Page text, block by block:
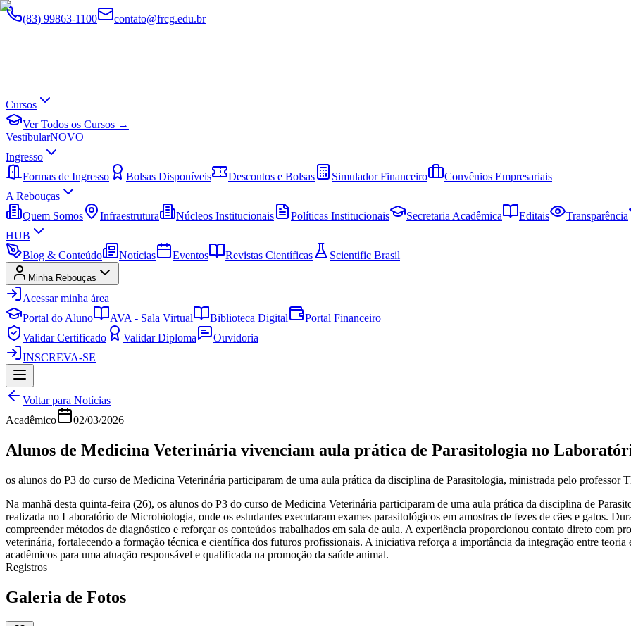
(83) 99863-1100 contato@frcg.edu.br
Cursos
Ver Todos os Cursos →
VestibularNOVO
Ingresso
Formas de Ingresso
Bolsas Disponíveis Descontos e Bolsas Simulador Financeiro
Convênios Empresariais
A Rebouças
Quem Somos
Infraestrutura Núcleos Institucionais Políticas Institucionais Secretaria Acadêmica Editais
Transparência
HUB
Blog & Conteúdo
Notícias Eventos Revistas Científicas Scientific Brasil
Minha Rebouças
Acessar minha área
Portal do Aluno
AVA - Sala Virtual Biblioteca Digital
Portal Financeiro
Validar Certificado
Validar Diploma
Ouvidoria
INSCREVA-SE
Voltar para Notícias
Acadêmico
02/03/2026
Alunos de Medicina Veterinária vivenciam aula prática de Parasitologia no
os alunos do P3 do curso de Medicina Veterinária participaram de uma aula prática da disciplina de Parasitologia, ministrada pelo professor
Na manhã desta quinta-feira (26), os alunos do P3 do curso de Medicina Veterinária participaram de uma aula prática da disciplina de
realizada no Laboratório de Microbiologia, onde os estudantes executaram exames parasitológicos em amostras de fezes de cães e gatos.
compreender métodos de diagnóstico e reforçar os conteúdos trabalhados em sala de aula. A experiência proporcionou contato direto com
veterinária, fortalecendo a formação técnica e científica dos futuros profissionais. A iniciativa reforça a importância da integração entre teoria
acadêmicos para uma atuação responsável e qualificada na promoção da saúde animal.
Registros
Galeria de Fotos